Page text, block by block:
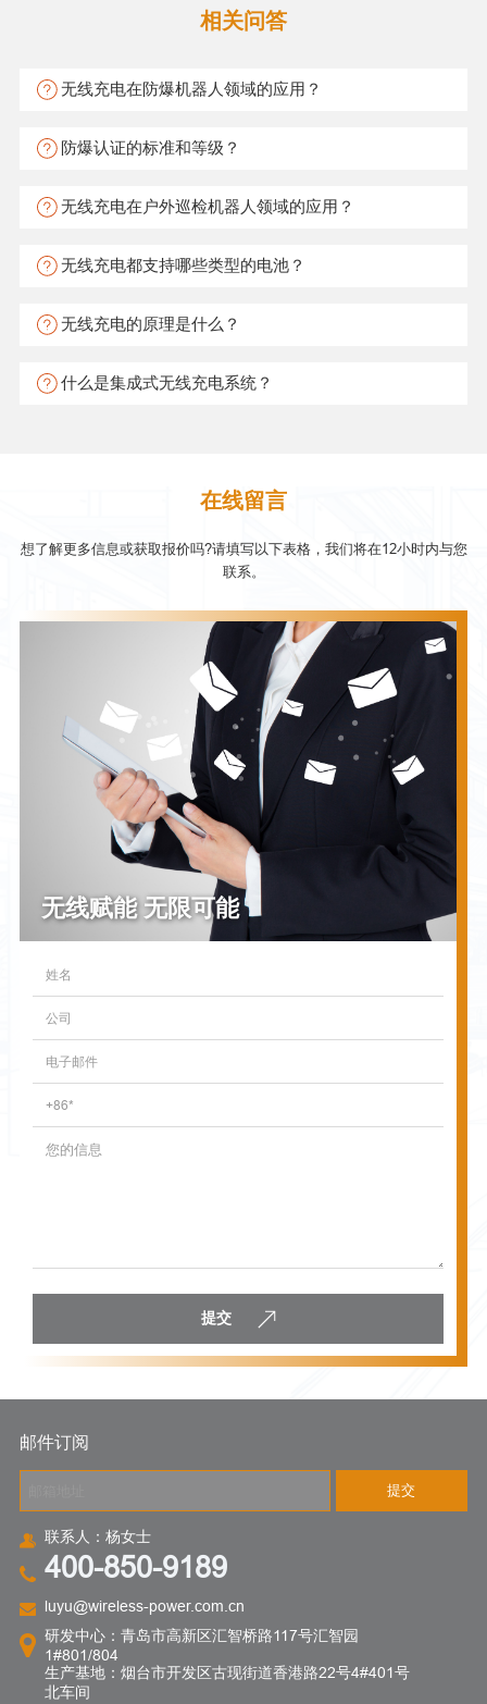
相关问答
无线充电在防爆机器人领域的应用？
防爆认证的标准和等级？
无线充电在户外巡检机器人领域的应用？
无线充电都支持哪些类型的电池？
无线充电的原理是什么？
什么是集成式无线充电系统？
在线留言
想了解更多信息或获取报价吗?请填写以下表格，我们将在12小时内与您
联系。
无线赋能 无限可能
提交
邮件订阅
提交
联系人：杨女士
400-850-9189
luyu@wireless-power.com.cn
研发中心：青岛市高新区汇智桥路117号汇智园
1#801/804
生产基地：烟台市开发区古现街道香港路22号4#401号
北车间